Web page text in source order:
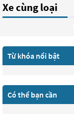
Xe cùng loại
Từ khóa nổi bật
Có thể bạn cần